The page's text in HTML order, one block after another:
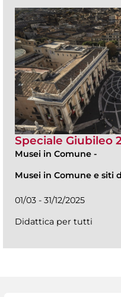
Speciale Giubileo
Musei in Comune -
Musei in Comune e siti
01/03 - 31/12/2025
Didattica per tutti